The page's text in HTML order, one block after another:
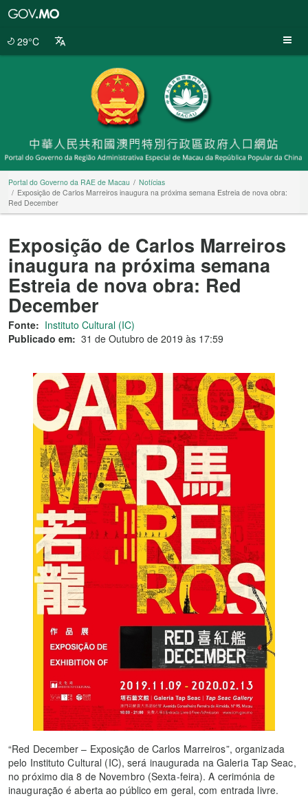
29°C
Portal do Governo da RAE de Macau
Notícias
Exposição de Carlos Marreiros inaugura na próxima semana Estreia de nova obra:
Red December
Exposição de Carlos Marreiros
inaugura na próxima semana
Estreia de nova obra: Red
December
Fonte: Instituto Cultural (IC)
Publicado em: 31 de Outubro de 2019 às 17:59
“Red December – Exposição de Carlos Marreiros”, organizada
pelo Instituto Cultural (IC), será inaugurada na Galeria Tap Seac,
no próximo dia 8 de Novembro (Sexta-feira). A cerimónia de
inauguração é aberta ao público em geral, com entrada livre.